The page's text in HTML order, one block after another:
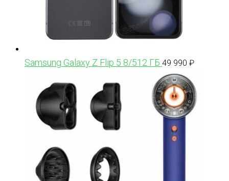
Samsung Galaxy Z Flip 5 8/512 ГБ 49 990 ₽